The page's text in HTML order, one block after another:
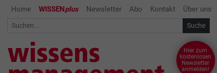
Home WISSENplus Newsletter Abo Kontakt Über uns
Hier zum
kostenlosen
Newsletter
anmelden!